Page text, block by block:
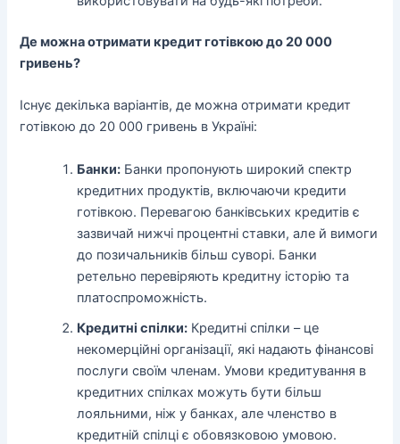
Де можна отримати кредит готівкою до 20 000
гривень?
Існує декілька варіантів, де можна отримати кредит
готівкою до 20 000 гривень в Україні:
Банки: Банки пропонують широкий спектр
кредитних продуктів, включаючи кредити
готівкою. Перевагою банківських кредитів є
зазвичай нижчі процентні ставки, але й вимоги
до позичальників більш суворі. Банки
ретельно перевіряють кредитну історію та
платоспроможність.
Кредитні спілки: Кредитні спілки – це
некомерційні організації, які надають фінансові
послуги своїм членам. Умови кредитування в
кредитних спілках можуть бути більш
лояльними, ніж у банках, але членство в
кредитній спілці є обовязковою умовою.